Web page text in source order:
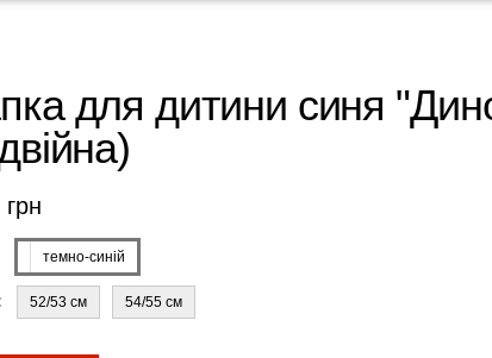
для дитини синя
грн
темно-синій
52/53 см 54/55 см